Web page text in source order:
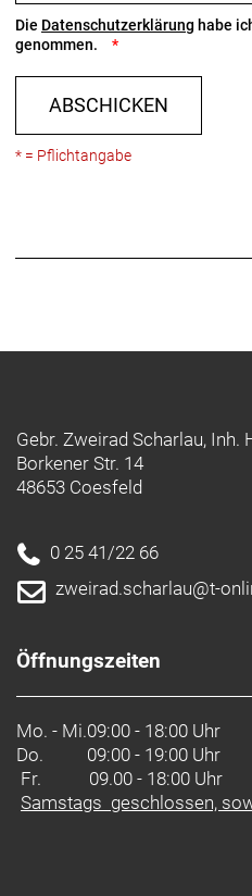
Die Datenschutzerklärung habe
genommen.
ABSCHICKEN
* = Pflichtangabe
Gebr. Zweirad Scharlau, Inh.
Borkener Str. 14
48653 Coesfeld
0 25 41/22 66
zweirad.scharlau@t-
Öffnungszeiten
Mo. - Mi.09:00 - 18:00 Uhr
Do.
09:00 - 19:00 Uhr
Fr. 09.00 - 18:00 Uhr
Samstags geschlossen,